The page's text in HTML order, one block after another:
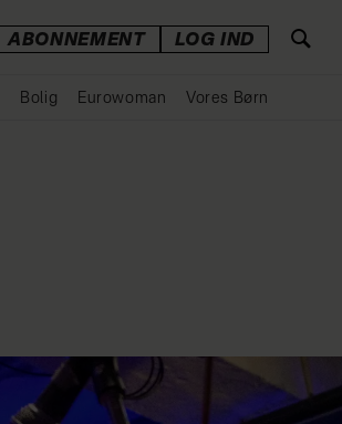
ABONNEMENT LOG IND
Bolig Eurowoman Vores Børn